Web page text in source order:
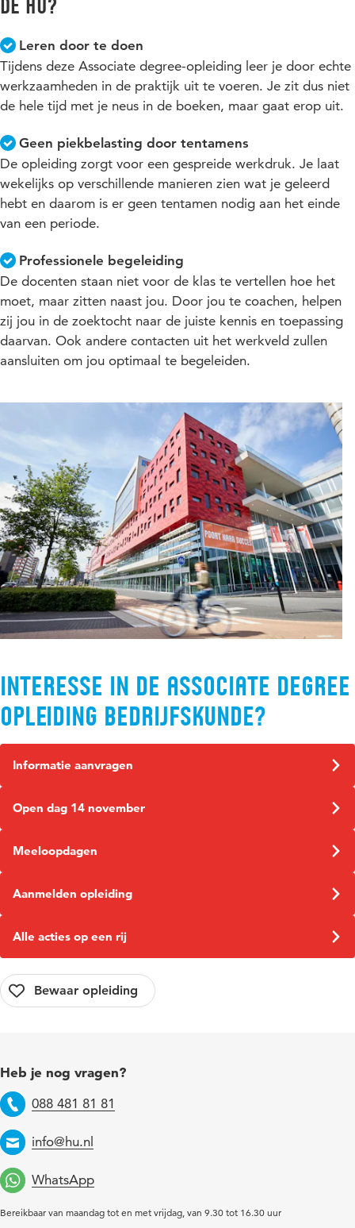
met de studieloopbaanbegeleider een studieplanning op te
Het betreft hier geen bindend advies: je hoeft het advies niet
op te volgen. Uiteraard gaan we ervan uit dat je het advies
zorgvuldig weegt.
Leren door te doen
Tijdens deze Associate degree-opleiding leer je door echte
werkzaamheden in de praktijk uit te voeren. Je zit dus niet
de hele tijd met je neus in de boeken, maar gaat erop uit.
Geen piekbelasting door tentamens
De opleiding zorgt voor een gespreide werkdruk. Je laat
wekelijks op verschillende manieren zien wat je geleerd
hebt en daarom is er geen tentamen nodig aan het einde
van een periode.
Professionele begeleiding
De docenten staan niet voor de klas te vertellen hoe het
moet, maar zitten naast jou. Door jou te coachen, helpen
zij jou in de zoektocht naar de juiste kennis en toepassing
daarvan. Ook andere contacten uit het werkveld zullen
aansluiten om jou optimaal te begeleiden.
Interesse in de Associate degree
opleiding Bedrijfskunde?
Informatie aanvragen
Open dag 14 november
Meeloopdagen
Aanmelden opleiding
Alle acties op een rij
Heb je nog vragen?
Telefoon
088 481 81 81
Email
info@hu.nl
WhatsApp
Bereikbaar van maandag tot en met vrijdag, van 9.30 tot 16.30 uur